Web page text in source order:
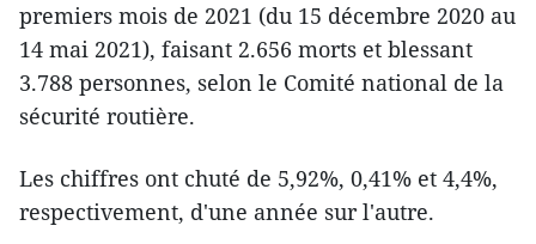
premiers mois de 2021 (du 15 décembre 2020 au
14 mai 2021), faisant 2.656 morts et blessant
3.788 personnes, selon le Comité national de la
sécurité routière.
Les chiffres ont chuté de 5,92%, 0,41% et 4,4%,
respectivement, d'une année sur l'autre.